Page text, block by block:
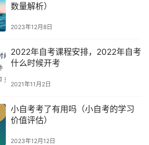
数量解析）
2023年12月8日
2022年自考课程安排，2022年自考
什么时候开考
2021年11月2日
小自考考了有用吗（小自考的学习
价值评估）
2023年12月12日